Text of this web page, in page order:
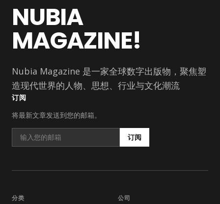
NUBIA
MAGAZINE!
Nubia Magazine 是一家全球数字出版物，聚焦塑
造现代世界的人物、思想、行业与文化潮流
订阅
将最新文章发送到您的邮箱。
订阅
分类 公司